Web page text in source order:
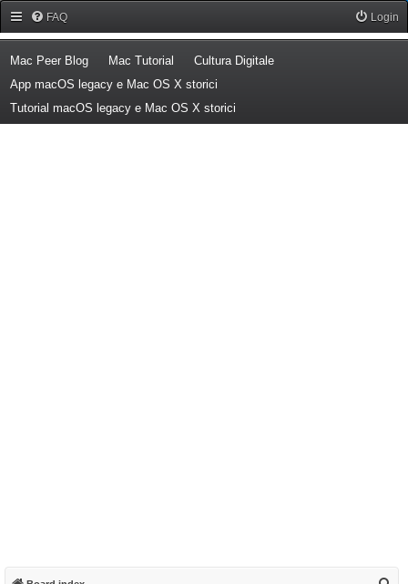
FAQ Login
Mac Peer Blog(Opens a new tab)
Mac Tutorial (Opens a new tab)
Cultura Digitale(Opens a new tab)
App macOS legacy e Mac OS X storici
Tutorial macOS legacy e Mac OS X storici